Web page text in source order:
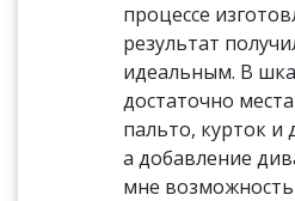
процессе
результат
идеальным. В
достаточно
пальто, курток и
а добавление
мне возможность